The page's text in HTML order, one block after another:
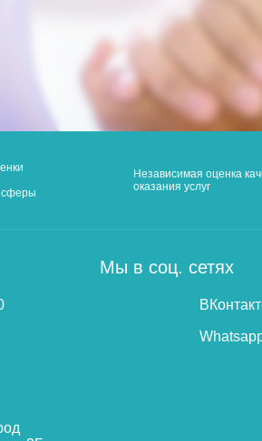
сферы
Независимая оценка
оказания услуг
Мы в соц. сетях